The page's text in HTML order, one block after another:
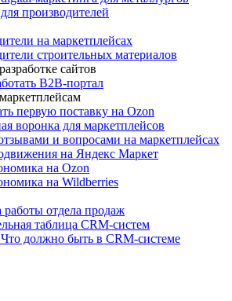
производителей
на маркетплейсах
строительных материалов
сайтов
B2B-портал
первую поставку на Ozon
воронка для маркетплейсов
и вопросами на маркетплейсах
на Яндекс Маркет
на Ozon
на Wildberries
работы отдела продаж
таблица CRM-систем
должно быть в CRM-системе